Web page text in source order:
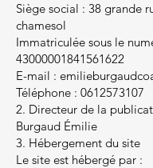
Siège social : 38 grande
chamesol
Immatriculée sous le
43000001841561622
E-mail :
Téléphone : 0612573107
2. Directeur de la
Burgaud Émilie
3. Hébergement du site
Le site est hébergé par :